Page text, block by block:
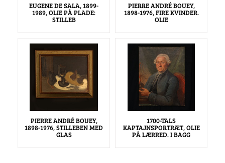
EUGENE DE SALA, 1899-
1989, OLIE PÅ PLADE:
STILLEB
PIERRE ANDRÉ BOUEY,
1898-1976, FIRE KVINDER.
OLIE
PIERRE ANDRÉ BOUEY,
1898-1976, STILLEBEN MED
GLAS
1700-TALS
KAPTAJNSPORTRÆT, OLIE
PÅ LÆRRED. I BAGG